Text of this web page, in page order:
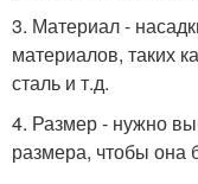
3. Материал -
материалов, таких
сталь и т.д.
4. Размер - нужно
размера, чтобы она